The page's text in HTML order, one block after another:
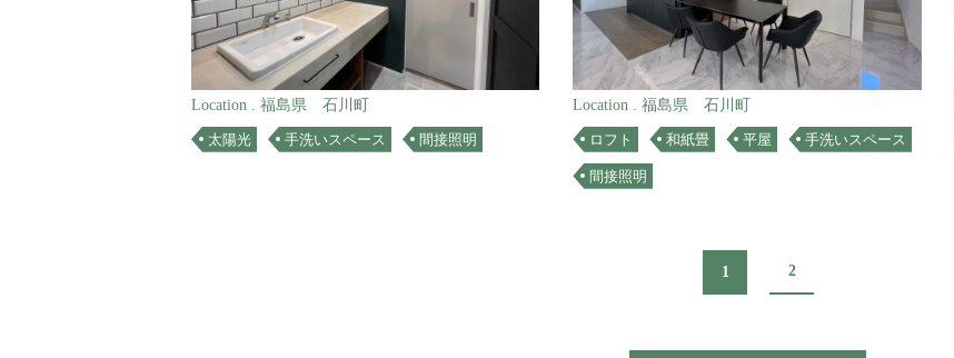
Location . 福島県 石川町
太陽光 手洗いスペース 間接照明
Location . 福島県 石川町
ロフト 和紙畳 平屋 手洗いスペース
間接照明
1 2